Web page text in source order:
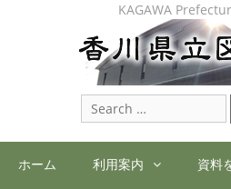
KAGAWA
Search
for:
ホーム 利用案内 資料